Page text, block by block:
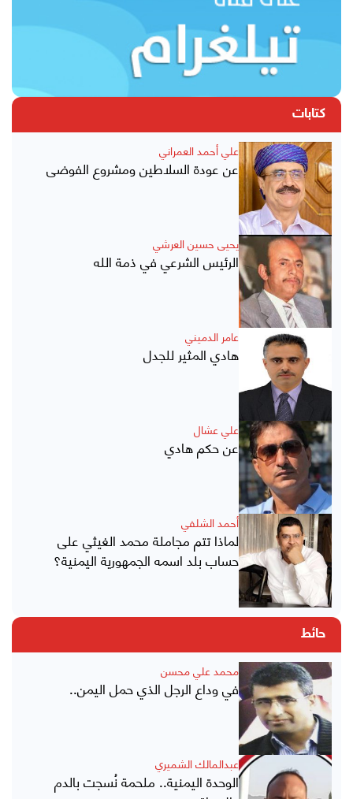
كتابات
علي أحمد العمراني
عن عودة السلاطين ومشروع الفوضى
يحيى حسين العرشي
الرئيس الشرعي في ذمة الله
عامر الدميني
هادي المثير للجدل
علي عشال
عن حكم هادي
أحمد الشلفي
لماذا تتم مجاملة محمد الغيثي على
حساب بلد اسمه الجمهورية اليمنية؟
حائط
محمد علي محسن
في وداع الرجل الذي حمل اليمن..
عبدالمالك الشميري
الوحدة اليمنية.. ملحمة نُسجت بالدم